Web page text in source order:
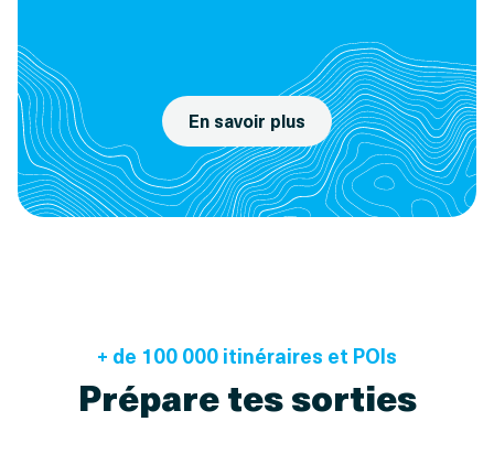
En savoir plus
+ de 100 000 itinéraires et POIs
Prépare tes sorties